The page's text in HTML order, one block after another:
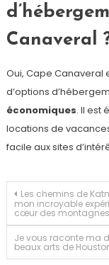
Canaveral
Oui, Cape Canaveral
d’options
économiques. Il est
locations de
facile aux sites
de
l’article
Les chemins de
mon incroyable
cœur des montagnes
Je vous raconte ma
beaux arts de